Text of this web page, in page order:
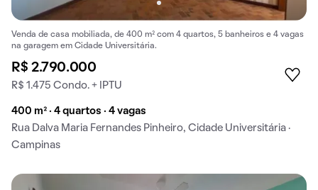
Venda de casa mobiliada, de 400 m² com 4 quartos, 5 banheiros e 4 vagas
na garagem em Cidade Universitária.
R$ 2.790.000
R$ 1.475 Condo. + IPTU
400 m² · 4 quartos · 4 vagas
Rua Dalva Maria Fernandes Pinheiro, Cidade Universitária ·
Campinas